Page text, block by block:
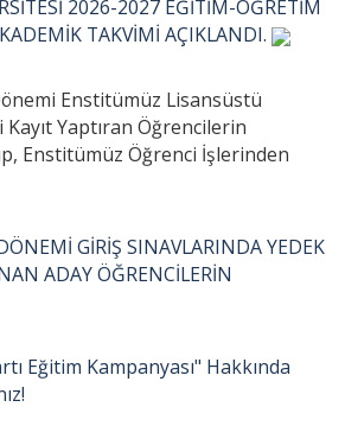
2026-2027 EĞİTİM-ÖĞRETİM
TAKVİMİ AÇIKLANDI.
Enstitümüz Lisansüstü
Yaptıran Öğrencilerin
Enstitümüz Öğrenci İşlerinden
GİRİŞ SINAVLARINDA YEDEK
ADAY ÖĞRENCİLERİN
Eğitim Kampanyası" Hakkında